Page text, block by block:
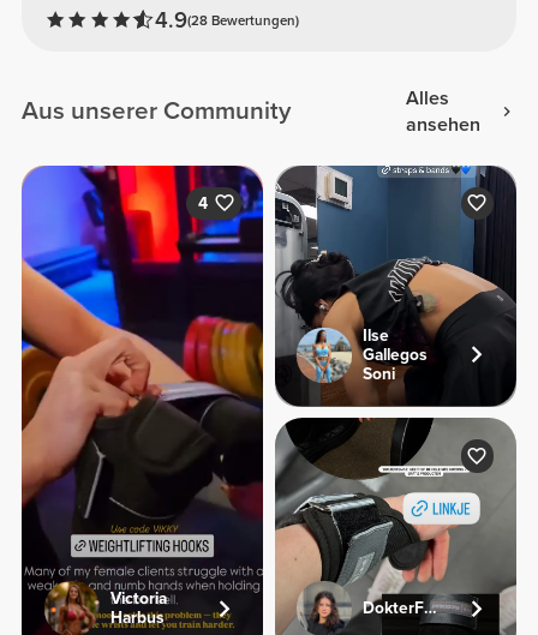
4.9(28 Bewertungen)
Aus unserer Community
Alles
ansehen
4
Victoria
Harbus
Ilse
Gallegos
Soni
DokterFemke